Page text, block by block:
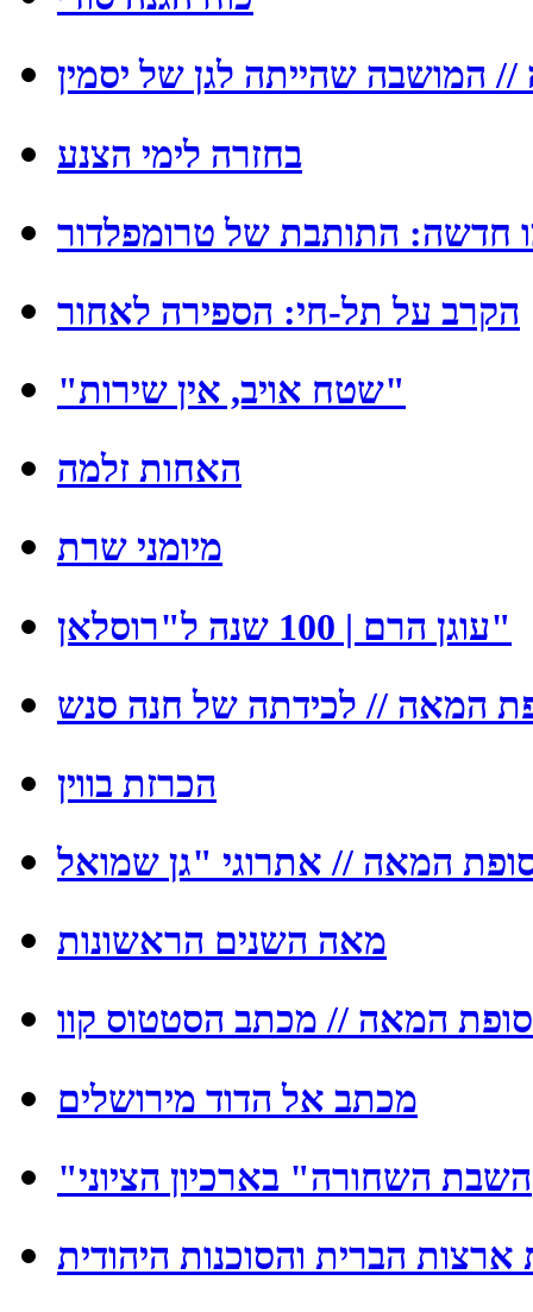
המושבה שהייתה לגן של יסמין
בחזרה לימי הצנע
חדשה: התותבת של טרומפלדור
הקרב על תל-חי: הספירה לאחור
"שטח אויב, אין שירות"
האחות זלמה
מיומני שרת
עוגן הרם | 100 שנה ל"רוסלאן"
המאה // לכידתה של חנה סנש
הכרזת בווין
מאה השנים הראשונות
המאה // מכתב הסטטוס קוו
מכתב אל הדוד מירושלים
"השבת השחורה" בארכיון הציוני
ארצות הברית והסוכנות היהודית